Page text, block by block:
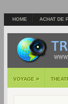
HOME ACHAT DE
VOYAGE »